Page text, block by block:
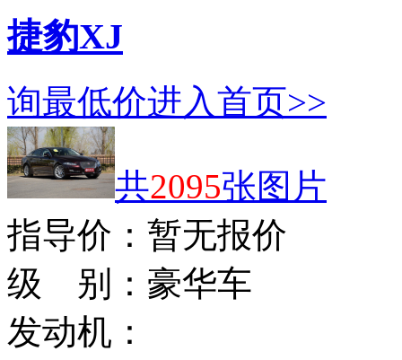
捷豹XJ
询最低价进入首页>>
共2095张图片
指导价： 暂无报价
级 别： 豪华车
发动机：